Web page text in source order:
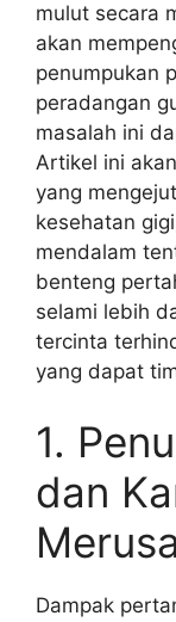
mulut secara
akan
penumpukan
peradangan
masalah ini
Artikel ini
yang
kesehatan
mendalam
benteng
selami lebih
tercinta
yang dapat
1.
dan
Dampak